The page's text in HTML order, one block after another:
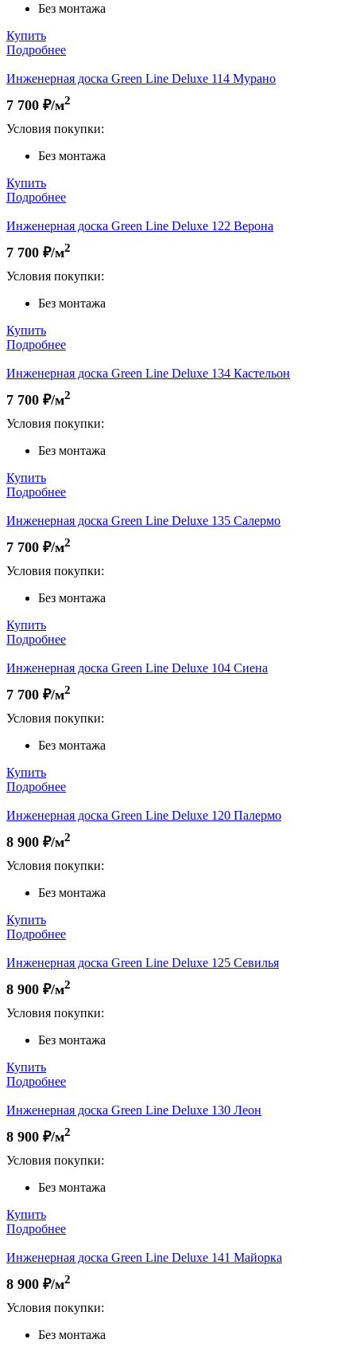
Без монтажа
Купить
Подробнее
Инженерная доска Green Line Deluxe 114 Мурано
7 700 ₽/м2
Условия покупки:
Без монтажа
Купить
Подробнее
Инженерная доска Green Line Deluxe 122 Верона
7 700 ₽/м2
Условия покупки:
Без монтажа
Купить
Подробнее
Инженерная доска Green Line Deluxe 134 Кастельон
7 700 ₽/м2
Условия покупки:
Без монтажа
Купить
Подробнее
Инженерная доска Green Line Deluxe 135 Салермо
7 700 ₽/м2
Условия покупки:
Без монтажа
Купить
Подробнее
Инженерная доска Green Line Deluxe 104 Сиена
7 700 ₽/м2
Условия покупки:
Без монтажа
Купить
Подробнее
Инженерная доска Green Line Deluxe 120 Палермо
8 900 ₽/м2
Условия покупки:
Без монтажа
Купить
Подробнее
Инженерная доска Green Line Deluxe 125 Севилья
8 900 ₽/м2
Условия покупки:
Без монтажа
Купить
Подробнее
Инженерная доска Green Line Deluxe 130 Леон
8 900 ₽/м2
Условия покупки:
Без монтажа
Купить
Подробнее
Инженерная доска Green Line Deluxe 141 Майорка
8 900 ₽/м2
Условия покупки:
Без монтажа